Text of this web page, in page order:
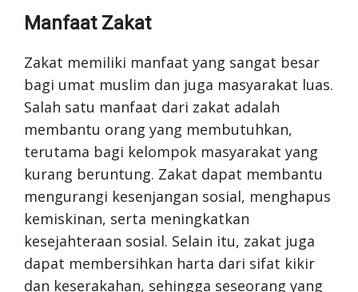
Manfaat Zakat
Zakat memiliki manfaat yang sangat besar
bagi umat muslim dan juga masyarakat luas.
Salah satu manfaat dari zakat adalah
membantu orang yang membutuhkan,
terutama bagi kelompok masyarakat yang
kurang beruntung. Zakat dapat membantu
mengurangi kesenjangan sosial, menghapus
kemiskinan, serta meningkatkan
kesejahteraan sosial. Selain itu, zakat juga
dapat membersihkan harta dari sifat kikir
dan keserakahan, sehingga seseorang yang